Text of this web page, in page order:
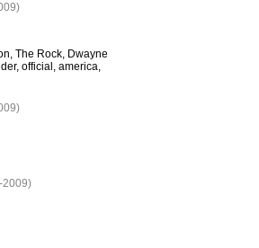
The Rock, Dwayne
official, america,
2009)